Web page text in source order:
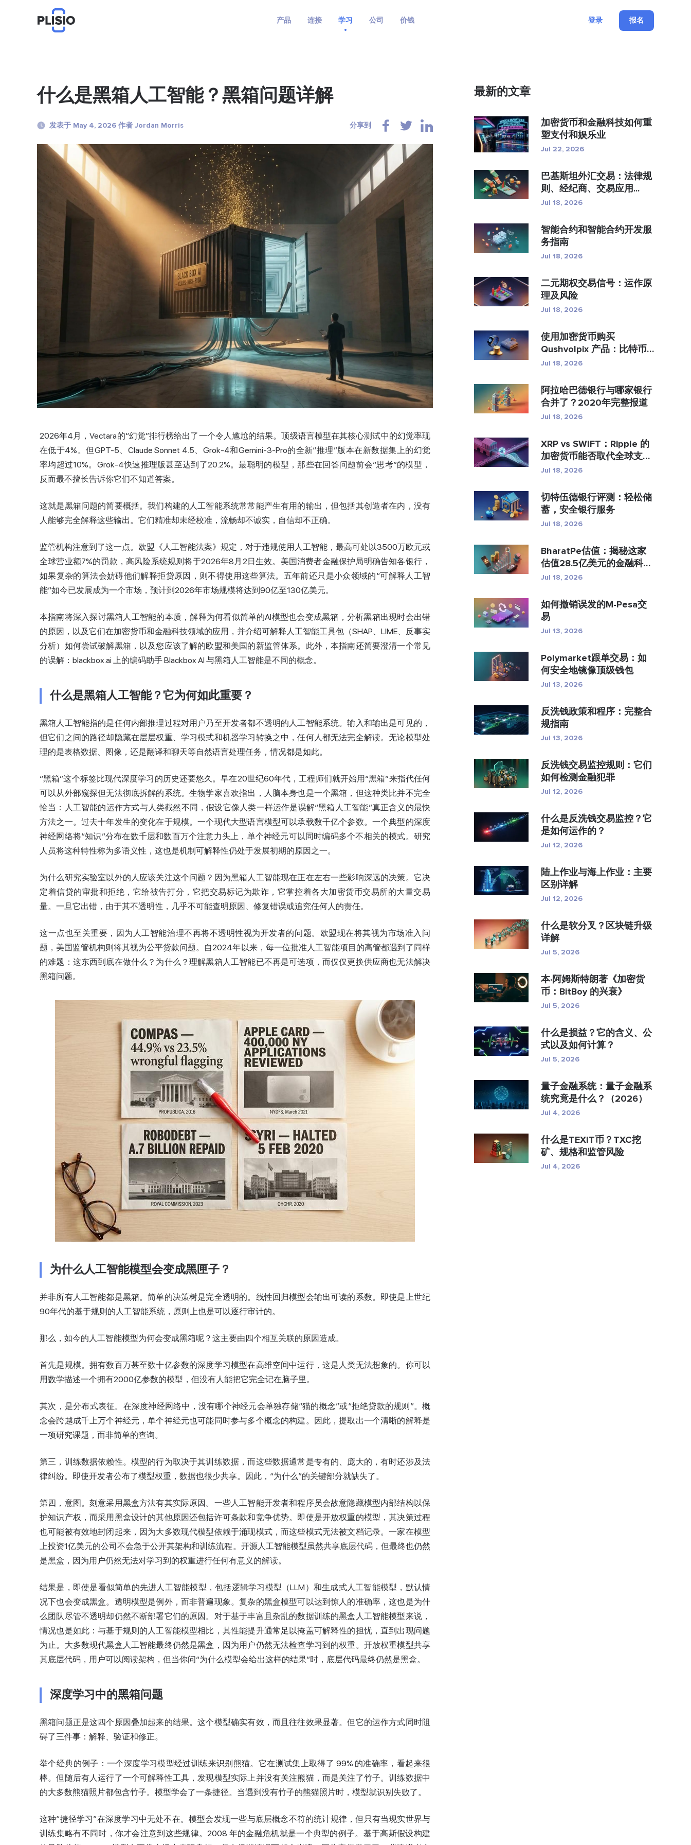
产品 连接 学习 公司 价钱 登录 报名
什么是黑箱人工智能？黑箱问题详解
发表于 May 4, 2026 作者 Jordan Morris 分享到
2026年4月，Vectara的“幻觉”排行榜给出了一个令人尴尬的结果。顶级语言模型在其核心测试中的幻觉率现
在低于4%。但GPT-5、 Claude Sonnet 4.5、 Grok-4和Gemini-3-Pro的全新“推理”版本在新数据集上的幻觉
率均超过10%。Grok-4快速推理版甚至达到了20.2%。最聪明的模型，那些在回答问题前会“思考”的模型，
反而最不擅长告诉你它们不知道答案。
这就是黑箱问题的简要概括。我们构建的人工智能系统常常能产生有用的输出，但包括其创造者在内，没有
人能够完全解释这些输出。它们精准却未经校准，流畅却不诚实，自信却不正确。
监管机构注意到了这一点。欧盟《人工智能法案》规定，对于违规使用人工智能，最高可处以3500万欧元或
全球营业额7%的罚款，高风险系统规则将于2026年8月2日生效。美国消费者金融保护局明确告知各银行，
如果复杂的算法会妨碍他们解释拒贷原因，则不得使用这些算法。五年前还只是小众领域的“可解释人工智
能”如今已发展成为一个市场，预计到2026年市场规模将达到90亿至130亿美元。
本指南将深入探讨黑箱人工智能的本质，解释为何看似简单的AI模型也会变成黑箱，分析黑箱出现时会出错
的原因，以及它们在加密货币和金融科技领域的应用，并介绍可解释人工智能工具包（SHAP、LIME、反事实
分析）如何尝试破解黑箱，以及您应该了解的欧盟和美国的新监管体系。此外，本指南还简要澄清一个常见
的误解：blackbox.ai 上的编码助手 Blackbox AI 与黑箱人工智能是不同的概念。
什么是黑箱人工智能？它为何如此重要？
黑箱人工智能指的是任何内部推理过程对用户乃至开发者都不透明的人工智能系统。输入和输出是可见的，
但它们之间的路径却隐藏在层层权重、学习模式和机器学习转换之中，任何人都无法完全解读。无论模型处
理的是表格数据、图像，还是翻译和聊天等自然语言处理任务，情况都是如此。
“黑箱”这个标签比现代深度学习的历史还要悠久。早在20世纪60年代，工程师们就开始用“黑箱”来指代任何
可以从外部窥探但无法彻底拆解的系统。生物学家喜欢指出，人脑本身也是一个黑箱，但这种类比并不完全
恰当：人工智能的运作方式与人类截然不同，假设它像人类一样运作是误解“黑箱人工智能”真正含义的最快
方法之一。过去十年发生的变化在于规模。一个现代大型语言模型可以承载数千亿个参数。一个典型的深度
神经网络将“知识”分布在数千层和数百万个注意力头上，单个神经元可以同时编码多个不相关的模式。研究
人员将这种特性称为多语义性，这也是机制可解释性仍处于发展初期的原因之一。
为什么研究实验室以外的人应该关注这个问题？因为黑箱人工智能现在正在左右一些影响深远的决策。它决
定着信贷的审批和拒绝，它给被告打分，它把交易标记为欺诈，它掌控着各大加密货币交易所的大量交易
量。一旦它出错，由于其不透明性，几乎不可能查明原因、修复错误或追究任何人的责任。
这一点也至关重要，因为人工智能治理不再将不透明性视为开发者的问题。欧盟现在将其视为市场准入问
题，美国监管机构则将其视为公平贷款问题。自2024年以来，每一位批准人工智能项目的高管都遇到了同样
的难题：这东西到底在做什么？为什么？理解黑箱人工智能已不再是可选项，而仅仅更换供应商也无法解决
黑箱问题。
为什么人工智能模型会变成黑匣子？
并非所有人工智能都是黑箱。简单的决策树是完全透明的。线性回归模型会输出可读的系数。即使是上世纪
90年代的基于规则的人工智能系统，原则上也是可以逐行审计的。
那么，如今的人工智能模型为何会变成黑箱呢？这主要由四个相互关联的原因造成。
首先是规模。拥有数百万甚至数十亿参数的深度学习模型在高维空间中运行，这是人类无法想象的。你可以
用数学描述一个拥有2000亿参数的模型，但没有人能把它完全记在脑子里。
其次，是分布式表征。在深度神经网络中，没有哪个神经元会单独存储“猫的概念”或“拒绝贷款的规则”。概
念会跨越成千上万个神经元，单个神经元也可能同时参与多个概念的构建。因此，提取出一个清晰的解释是
一项研究课题，而非简单的查询。
第三，训练数据依赖性。模型的行为取决于其训练数据，而这些数据通常是专有的、庞大的，有时还涉及法
律纠纷。即使开发者公布了模型权重，数据也很少共享。因此，“为什么”的关键部分就缺失了。
第四，意图。刻意采用黑盒方法有其实际原因。一些人工智能开发者和程序员会故意隐藏模型内部结构以保
护知识产权，而采用黑盒设计的其他原因还包括许可条款和竞争优势。即使是开放权重的模型，其决策过程
也可能被有效地封闭起来，因为大多数现代模型依赖于涌现模式，而这些模式无法被文档记录。一家在模型
上投资1亿美元的公司不会急于公开其架构和训练流程。开源人工智能模型虽然共享底层代码，但最终也仍然
是黑盒，因为用户仍然无法对学习到的权重进行任何有意义的解读。
结果是，即使是看似简单的先进人工智能模型，包括逻辑学习模型（LLM）和生成式人工智能模型，默认情
况下也会变成黑盒。透明模型是例外，而非普遍现象。复杂的黑盒模型可以达到惊人的准确率，这也是为什
么团队尽管不透明却仍然不断部署它们的原因。对于基于丰富且杂乱的数据训练的黑盒人工智能模型来说，
情况也是如此：与基于规则的人工智能模型相比，其性能提升通常足以掩盖可解释性的担忧，直到出现问题
为止。大多数现代黑盒人工智能最终仍然是黑盒，因为用户仍然无法检查学习到的权重。开放权重模型共享
其底层代码，用户可以阅读架构，但当你问“为什么模型会给出这样的结果”时，底层代码最终仍然是黑盒。
深度学习中的黑箱问题
黑箱问题正是这四个原因叠加起来的结果。这个模型确实有效，而且往往效果显著。但它的运作方式同时阻
碍了三件事：解释、验证和修正。
举个经典的例子：一个深度学习模型经过训练来识别熊猫。它在测试集上取得了 99% 的准确率，看起来很
棒。但随后有人运行了一个可解释性工具，发现模型实际上并没有关注熊猫，而是关注了竹子。训练数据中
的大多数熊猫照片都包含竹子。模型学会了一条捷径。当遇到没有竹子的熊猫照片时，模型就识别失败了。
这种“捷径学习”在深度学习中无处不在。模型会发现一些与底层概念不符的统计规律，但只有当现实世界与
训练集略有不同时，你才会注意到这些规律。2008 年的金融危机就是一个典型的例子。基于高斯假设构建
最新的文章
加密货币和金融科技如何重
塑支付和娱乐业
Jul 22, 2026
巴基斯坦外汇交易：法律规
则、经纪商、交易应用...
Jul 18, 2026
智能合约和智能合约开发服
务指南
Jul 18, 2026
二元期权交易信号：运作原
理及风险
Jul 18, 2026
使用加密货币购买
Qushvolpix 产品：比特币
支付、支...
Jul 18, 2026
阿拉哈巴德银行与哪家银行
合并了？2020年完整报道
Jul 18, 2026
XRP vs SWIFT：Ripple 的
加密货币能否取代全球支
付？
Jul 18, 2026
切特伍德银行评测：轻松储
蓄，安全银行服务
Jul 18, 2026
BharatPe估值：揭秘这家
估值28.5亿美元的金融科技
独...
Jul 18, 2026
如何撤销误发的M-Pesa交
易
Jul 13, 2026
Polymarket跟单交易：如
何安全地镜像顶级钱包
Jul 13, 2026
反洗钱政策和程序：完整合
规指南
Jul 13, 2026
反洗钱交易监控规则：它们
如何检测金融犯罪
Jul 12, 2026
什么是反洗钱交易监控？它
是如何运作的？
Jul 12, 2026
陆上作业与海上作业：主要
区别详解
Jul 12, 2026
什么是软分叉？区块链升级
详解
Jul 5, 2026
本·阿姆斯特朗著《加密货
币：BitBoy 的兴衰》
Jul 5, 2026
什么是损益？它的含义、公
式以及如何计算？
Jul 5, 2026
量子金融系统：量子金融系
统究竟是什么？（2026）
Jul 4, 2026
什么是TEXIT币？TXC挖
矿、规格和监管风险
Jul 4, 2026